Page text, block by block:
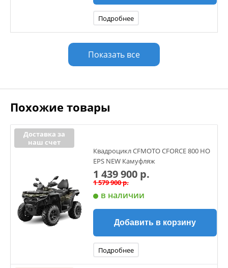
Подробнее
Показать все
Похожие товары
Доставка за
наш счет
Квадроцикл CFMOTO CFORCE 800 HO
EPS NEW Камуфляж
1 439 900 р.
1 579 900 р.
в наличии
Добавить в корзину
Подробнее